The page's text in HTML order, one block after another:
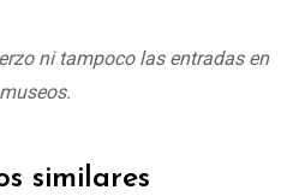
ni tampoco las entradas en
similares